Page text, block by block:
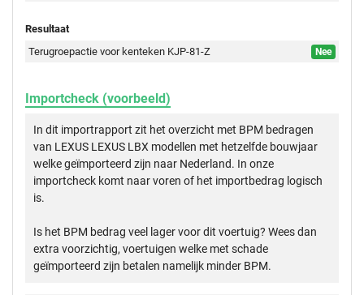
Resultaat
Terugroepactie voor kenteken KJP-81-Z
Nee
Importcheck (voorbeeld)
In dit importrapport zit het overzicht met BPM bedragen
van LEXUS LEXUS LBX modellen met hetzelfde bouwjaar
welke geïmporteerd zijn naar Nederland. In onze
importcheck komt naar voren of het importbedrag logisch
is.
Is het BPM bedrag veel lager voor dit voertuig? Wees dan
extra voorzichtig, voertuigen welke met schade
geïmporteerd zijn betalen namelijk minder BPM.